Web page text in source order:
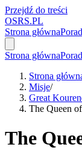
Przejdź do treści
OSRS.PL
Strona główna
Strona główna
Strona
Misje/
Great
The Queen
The